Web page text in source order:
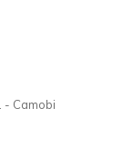
- Camobi